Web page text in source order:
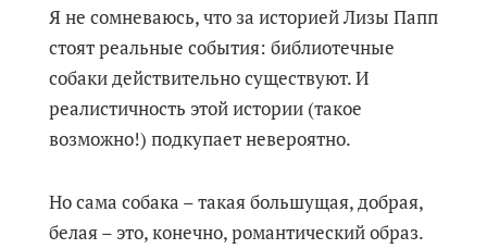
Я не сомневаюсь, что за историей Лизы Папп
стоят реальные события: библиотечные
собаки действительно существуют. И
реалистичность этой истории (такое
возможно!) подкупает невероятно.
Но сама собака – такая большущая, добрая,
белая – это, конечно, романтический образ.